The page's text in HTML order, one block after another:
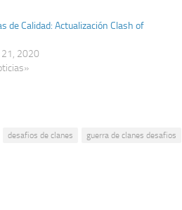
de Calidad: Actualización Clash of
21, 2020
desafios de clanes guerra de clanes desafios